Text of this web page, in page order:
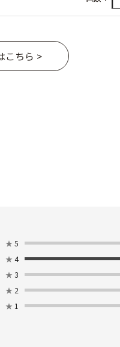
光分解テープ（マッ
テープナー用）
ラン
こちら >
★ 5
★ 4
★ 3
★ 2
★ 1